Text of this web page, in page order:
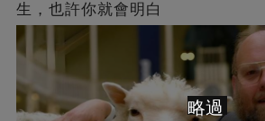
生，也許你就會明白
略過